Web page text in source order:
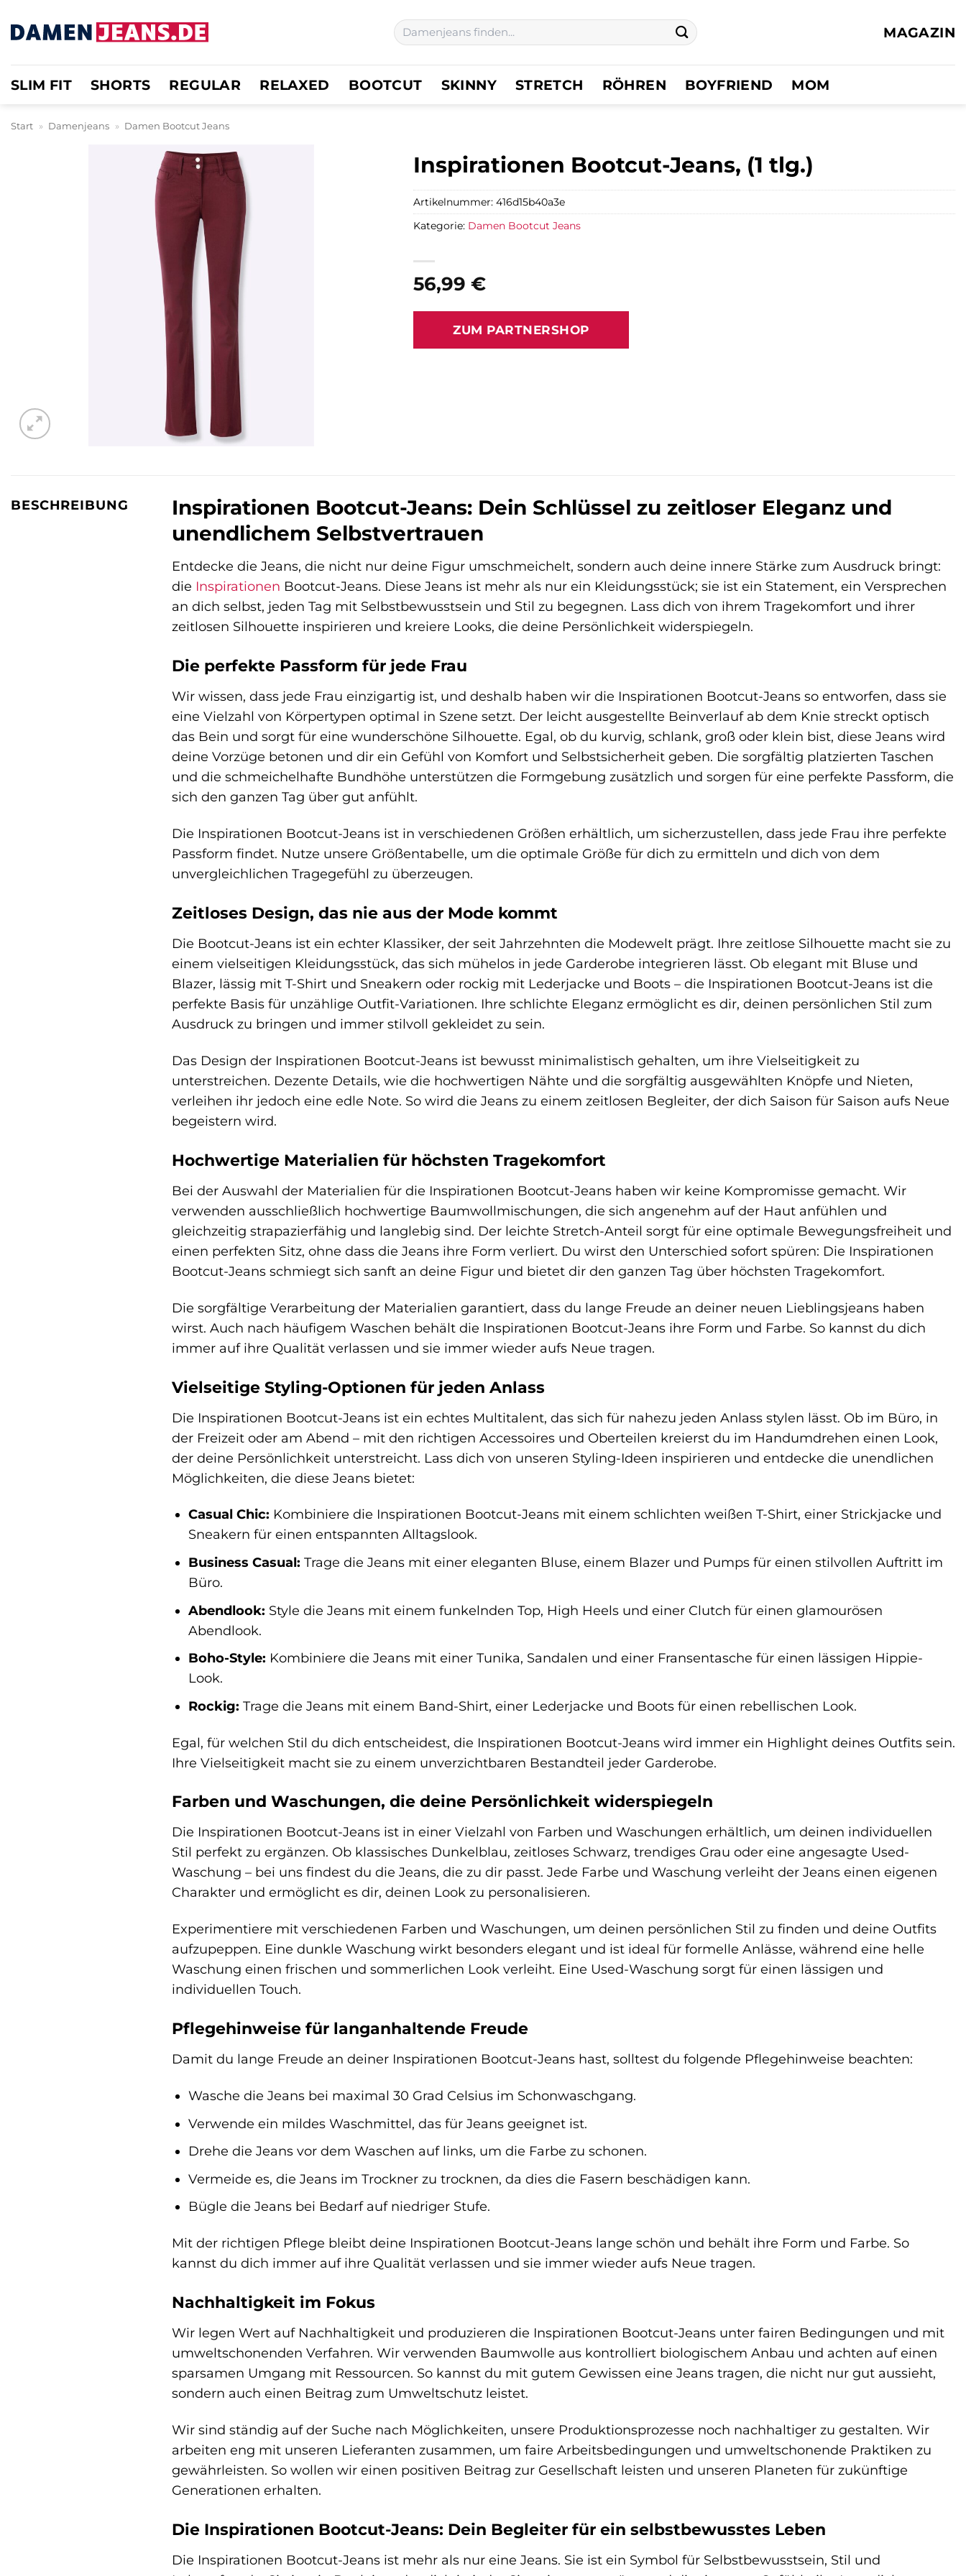
Inhalt
Suchen
nach:
MAGAZIN
SLIM FIT SHORTS REGULAR RELAXED BOOTCUT SKINNY STRETCH RÖHREN BOYFRIEND MOM
Start » Damenjeans » Damen Bootcut Jeans
Inspirationen Bootcut-Jeans, (1 tlg.)
56,99 €
ZUM PARTNERSHOP
Artikelnummer: 416d15b40a3e
Kategorie: Damen Bootcut Jeans
BESCHREIBUNG
Inspirationen Bootcut-Jeans: Dein Schlüssel zu zeitloser Eleganz und
unendlichem Selbstvertrauen
Entdecke die Jeans, die nicht nur deine Figur umschmeichelt, sondern auch deine innere Stärke zum Ausdruck bringt:
die Inspirationen Bootcut-Jeans. Diese Jeans ist mehr als nur ein Kleidungsstück; sie ist ein Statement, ein Versprechen
an dich selbst, jeden Tag mit Selbstbewusstsein und Stil zu begegnen. Lass dich von ihrem Tragekomfort und ihrer
zeitlosen Silhouette inspirieren und kreiere Looks, die deine Persönlichkeit widerspiegeln.
Die perfekte Passform für jede Frau
Wir wissen, dass jede Frau einzigartig ist, und deshalb haben wir die Inspirationen Bootcut-Jeans so entworfen, dass sie
eine Vielzahl von Körpertypen optimal in Szene setzt. Der leicht ausgestellte Beinverlauf ab dem Knie streckt optisch
das Bein und sorgt für eine wunderschöne Silhouette. Egal, ob du kurvig, schlank, groß oder klein bist, diese Jeans wird
deine Vorzüge betonen und dir ein Gefühl von Komfort und Selbstsicherheit geben. Die sorgfältig platzierten Taschen
und die schmeichelhafte Bundhöhe unterstützen die Formgebung zusätzlich und sorgen für eine perfekte Passform, die
sich den ganzen Tag über gut anfühlt.
Die Inspirationen Bootcut-Jeans ist in verschiedenen Größen erhältlich, um sicherzustellen, dass jede Frau ihre perfekte
Passform findet. Nutze unsere Größentabelle, um die optimale Größe für dich zu ermitteln und dich von dem
unvergleichlichen Tragegefühl zu überzeugen.
Zeitloses Design, das nie aus der Mode kommt
Die Bootcut-Jeans ist ein echter Klassiker, der seit Jahrzehnten die Modewelt prägt. Ihre zeitlose Silhouette macht sie zu
einem vielseitigen Kleidungsstück, das sich mühelos in jede Garderobe integrieren lässt. Ob elegant mit Bluse und
Blazer, lässig mit T-Shirt und Sneakern oder rockig mit Lederjacke und Boots – die Inspirationen Bootcut-Jeans ist die
perfekte Basis für unzählige Outfit-Variationen. Ihre schlichte Eleganz ermöglicht es dir, deinen persönlichen Stil zum
Ausdruck zu bringen und immer stilvoll gekleidet zu sein.
Das Design der Inspirationen Bootcut-Jeans ist bewusst minimalistisch gehalten, um ihre Vielseitigkeit zu
unterstreichen. Dezente Details, wie die hochwertigen Nähte und die sorgfältig ausgewählten Knöpfe und Nieten,
verleihen ihr jedoch eine edle Note. So wird die Jeans zu einem zeitlosen Begleiter, der dich Saison für Saison aufs Neue
begeistern wird.
Hochwertige Materialien für höchsten Tragekomfort
Bei der Auswahl der Materialien für die Inspirationen Bootcut-Jeans haben wir keine Kompromisse gemacht. Wir
verwenden ausschließlich hochwertige Baumwollmischungen, die sich angenehm auf der Haut anfühlen und
gleichzeitig strapazierfähig und langlebig sind. Der leichte Stretch-Anteil sorgt für eine optimale Bewegungsfreiheit und
einen perfekten Sitz, ohne dass die Jeans ihre Form verliert. Du wirst den Unterschied sofort spüren: Die Inspirationen
Bootcut-Jeans schmiegt sich sanft an deine Figur und bietet dir den ganzen Tag über höchsten Tragekomfort.
Die sorgfältige Verarbeitung der Materialien garantiert, dass du lange Freude an deiner neuen Lieblingsjeans haben
wirst. Auch nach häufigem Waschen behält die Inspirationen Bootcut-Jeans ihre Form und Farbe. So kannst du dich
immer auf ihre Qualität verlassen und sie immer wieder aufs Neue tragen.
Vielseitige Styling-Optionen für jeden Anlass
Die Inspirationen Bootcut-Jeans ist ein echtes Multitalent, das sich für nahezu jeden Anlass stylen lässt. Ob im Büro, in
der Freizeit oder am Abend – mit den richtigen Accessoires und Oberteilen kreierst du im Handumdrehen einen Look,
der deine Persönlichkeit unterstreicht. Lass dich von unseren Styling-Ideen inspirieren und entdecke die unendlichen
Möglichkeiten, die diese Jeans bietet:
Casual Chic: Kombiniere die Inspirationen Bootcut-Jeans mit einem schlichten weißen T-Shirt, einer Strickjacke und
Sneakern für einen entspannten Alltagslook.
Business Casual: Trage die Jeans mit einer eleganten Bluse, einem Blazer und Pumps für einen stilvollen Auftritt im
Büro.
Abendlook: Style die Jeans mit einem funkelnden Top, High Heels und einer Clutch für einen glamourösen
Abendlook.
Boho-Style: Kombiniere die Jeans mit einer Tunika, Sandalen und einer Fransentasche für einen lässigen Hippie-
Look.
Rockig: Trage die Jeans mit einem Band-Shirt, einer Lederjacke und Boots für einen rebellischen Look.
Egal, für welchen Stil du dich entscheidest, die Inspirationen Bootcut-Jeans wird immer ein Highlight deines Outfits sein.
Ihre Vielseitigkeit macht sie zu einem unverzichtbaren Bestandteil jeder Garderobe.
Farben und Waschungen, die deine Persönlichkeit widerspiegeln
Die Inspirationen Bootcut-Jeans ist in einer Vielzahl von Farben und Waschungen erhältlich, um deinen individuellen
Stil perfekt zu ergänzen. Ob klassisches Dunkelblau, zeitloses Schwarz, trendiges Grau oder eine angesagte Used-
Waschung – bei uns findest du die Jeans, die zu dir passt. Jede Farbe und Waschung verleiht der Jeans einen eigenen
Charakter und ermöglicht es dir, deinen Look zu personalisieren.
Experimentiere mit verschiedenen Farben und Waschungen, um deinen persönlichen Stil zu finden und deine Outfits
aufzupeppen. Eine dunkle Waschung wirkt besonders elegant und ist ideal für formelle Anlässe, während eine helle
Waschung einen frischen und sommerlichen Look verleiht. Eine Used-Waschung sorgt für einen lässigen und
individuellen Touch.
Pflegehinweise für langanhaltende Freude
Damit du lange Freude an deiner Inspirationen Bootcut-Jeans hast, solltest du folgende Pflegehinweise beachten:
Wasche die Jeans bei maximal 30 Grad Celsius im Schonwaschgang.
Verwende ein mildes Waschmittel, das für Jeans geeignet ist.
Drehe die Jeans vor dem Waschen auf links, um die Farbe zu schonen.
Vermeide es, die Jeans im Trockner zu trocknen, da dies die Fasern beschädigen kann.
Bügle die Jeans bei Bedarf auf niedriger Stufe.
Mit der richtigen Pflege bleibt deine Inspirationen Bootcut-Jeans lange schön und behält ihre Form und Farbe. So
kannst du dich immer auf ihre Qualität verlassen und sie immer wieder aufs Neue tragen.
Nachhaltigkeit im Fokus
Wir legen Wert auf Nachhaltigkeit und produzieren die Inspirationen Bootcut-Jeans unter fairen Bedingungen und mit
umweltschonenden Verfahren. Wir verwenden Baumwolle aus kontrolliert biologischem Anbau und achten auf einen
sparsamen Umgang mit Ressourcen. So kannst du mit gutem Gewissen eine Jeans tragen, die nicht nur gut aussieht,
sondern auch einen Beitrag zum Umweltschutz leistet.
Wir sind ständig auf der Suche nach Möglichkeiten, unsere Produktionsprozesse noch nachhaltiger zu gestalten. Wir
arbeiten eng mit unseren Lieferanten zusammen, um faire Arbeitsbedingungen und umweltschonende Praktiken zu
gewährleisten. So wollen wir einen positiven Beitrag zur Gesellschaft leisten und unseren Planeten für zukünftige
Generationen erhalten.
Die Inspirationen Bootcut-Jeans: Dein Begleiter für ein selbstbewusstes Leben
Die Inspirationen Bootcut-Jeans ist mehr als nur eine Jeans. Sie ist ein Symbol für Selbstbewusstsein, Stil und